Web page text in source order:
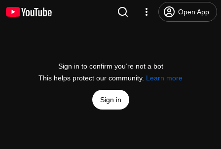
Open App
Sign in to confirm you’re not a bot
This helps protect our community. Learn more
Sign in